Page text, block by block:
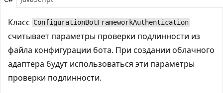
Класс ConfigurationBotFrameworkAuthentication
считывает параметры проверки подлинности из
файла конфигурации бота. При создании облачного
адаптера будут использоваться эти параметры
проверки подлинности.